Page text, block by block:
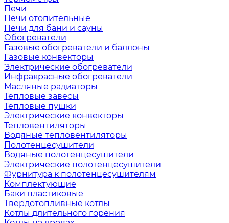
Печи
Печи отопительные
Печи для бани и сауны
Обогреватели
Газовые обогреватели и баллоны
Газовые конвекторы
Электрические обогреватели
Инфракрасные обогреватели
Масляные радиаторы
Тепловые завесы
Тепловые пушки
Электрические конвекторы
Тепловентиляторы
Водяные тепловентиляторы
Полотенцесушители
Водяные полотенцесушители
Электрические полотенцесушители
Фурнитура к полотенцесушителям
Комплектующие
Баки пластиковые
Твердотопливные котлы
Котлы длительного горения